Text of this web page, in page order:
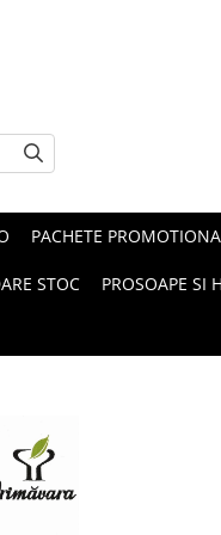
PACHETE
STOC PROSOAPE SI